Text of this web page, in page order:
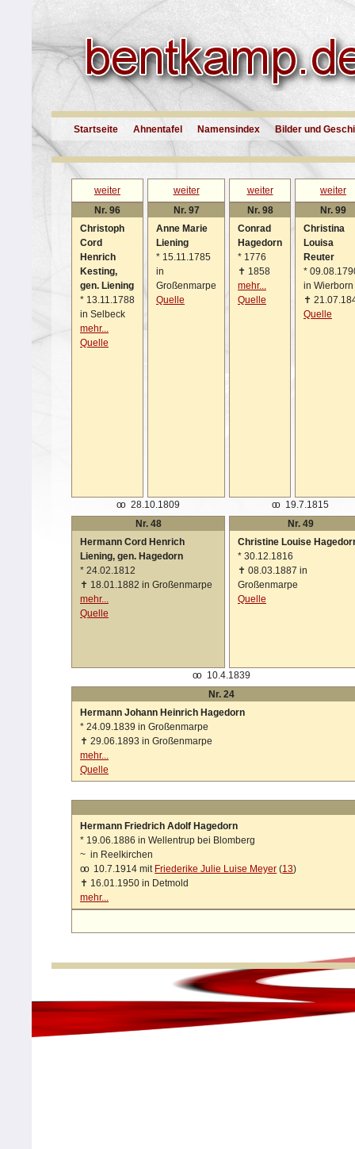
Startseite Ahnentafel Namensindex Bilder und
weiter weiter weiter
weiter
Nr. 96
Christoph
Cord
Henrich
Kesting,
gen. Liening
* 13.11.1788
in Selbeck
mehr...
Quelle
Nr. 97
Anne Marie
Liening
* 15.11.1785
in
Großenmarpe
Quelle
Nr. 98
Conrad
Hagedorn
* 1776
✝ 1858
mehr...
Quelle
Nr. 99
Christina
Louisa
Reuter
*
in Wierborn
✝
Quelle
oo 28.10.1809 oo
19.7.1815
Nr. 48
Hermann Cord Henrich
Liening, gen. Hagedorn
* 24.02.1812
✝ 18.01.1882 in Großenmarpe
mehr...
Quelle
Nr. 49
Christine Louise
* 30.12.1816
✝ 08.03.1887 in
Großenmarpe
Quelle
oo
10.4.1839
Nr. 24
Hermann Johann Heinrich Hagedorn
* 24.09.1839 in Großenmarpe
✝ 29.06.1893 in Großenmarpe
mehr...
Quelle
Hermann Friedrich Adolf Hagedorn
* 19.06.1886 in Wellentrup bei Blomberg
~ in Reelkirchen
oo
10.7.1914 mit Friederike Julie Luise Meyer (13)
✝ 16.01.1950 in Detmold
mehr...